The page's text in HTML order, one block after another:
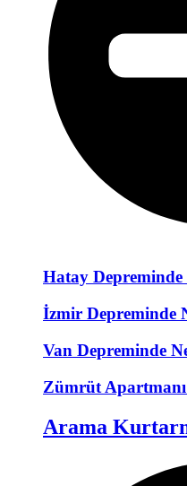
Hatay Depreminde
İzmir Depreminde
Van Depreminde
Zümrüt
Arama